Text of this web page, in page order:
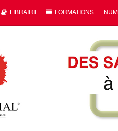
LIBRAIRIE FORMATIONS